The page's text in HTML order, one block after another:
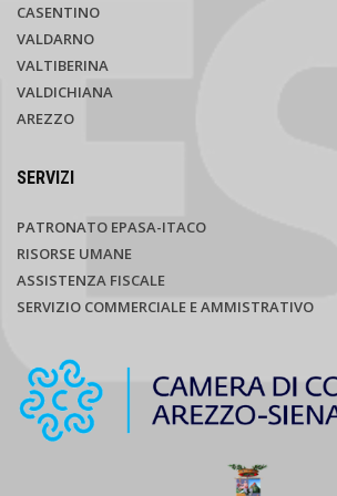
CASENTINO
VALDARNO
VALTIBERINA
VALDICHIANA
AREZZO
SERVIZI
PATRONATO EPASA-ITACO
RISORSE UMANE
ASSISTENZA FISCALE
SERVIZIO COMMERCIALE E AMMISTRATIVO